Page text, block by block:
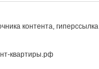
контента,
квартиры.рф